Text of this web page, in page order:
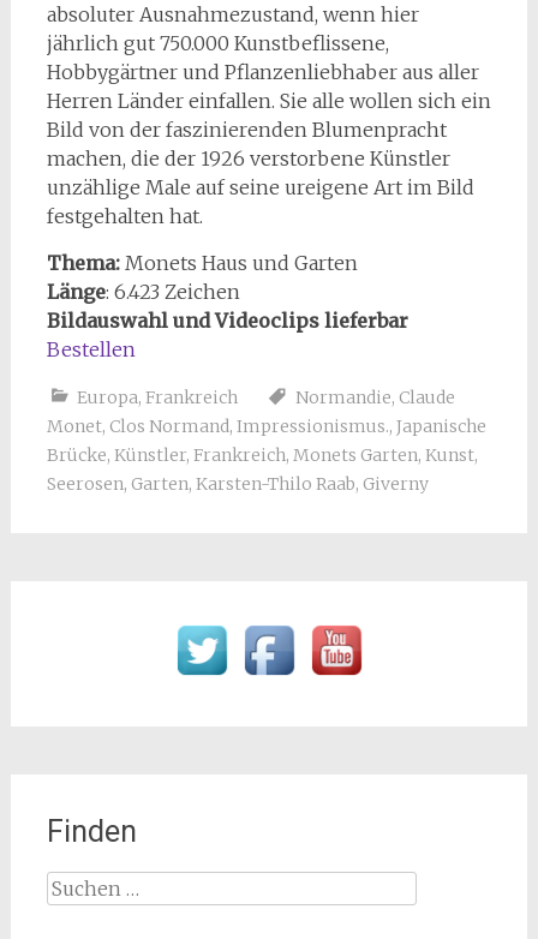
absoluter Ausnahmezustand, wenn hier
jährlich gut 750.000 Kunstbeflissene,
Hobbygärtner und Pflanzenliebhaber aus aller
Herren Länder einfallen. Sie alle wollen sich ein
Bild von der faszinierenden Blumenpracht
machen, die der 1926 verstorbene Künstler
unzählige Male auf seine ureigene Art im Bild
festgehalten hat.
Thema: Monets Haus und Garten
Länge: 6.423 Zeichen
Bildauswahl und Videoclips lieferbar
Bestellen
Europa, Frankreich Normandie, Claude
Monet, Clos Normand, Impressionismus., Japanische
Brücke, Künstler, Frankreich, Monets Garten, Kunst,
Seerosen, Garten, Karsten-Thilo Raab, Giverny
Finden
Suchen